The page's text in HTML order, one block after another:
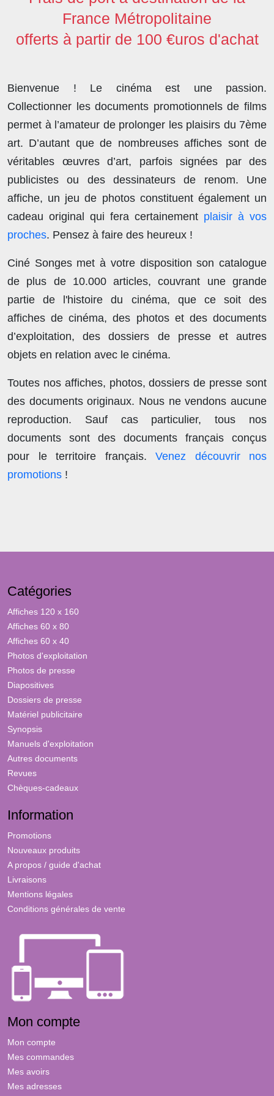
France Métropolitaine
offerts à partir de 100 €uros d'achat
Bienvenue ! Le cinéma est une passion.
Collectionner les documents promotionnels de films
permet à l’amateur de prolonger les plaisirs du 7ème
art. D’autant que de nombreuses affiches sont de
véritables œuvres d’art, parfois signées par des
publicistes ou des dessinateurs de renom. Une
affiche, un jeu de photos constituent également un
cadeau original qui fera certainement plaisir à vos
proches. Pensez à faire des heureux !
Ciné Songes met à votre disposition son catalogue
de plus de 10.000 articles, couvrant une grande
partie de l'histoire du cinéma, que ce soit des
affiches de cinéma, des photos et des documents
d’exploitation, des dossiers de presse et autres
objets en relation avec le cinéma.
Toutes nos affiches, photos, dossiers de presse sont
des documents originaux. Nous ne vendons aucune
reproduction. Sauf cas particulier, tous nos
documents sont des documents français conçus
pour le territoire français. Venez découvrir nos
promotions !
Catégories
Affiches 120 x 160
Affiches 60 x 80
Affiches 60 x 40
Photos d'exploitation
Photos de presse
Diapositives
Dossiers de presse
Matériel publicitaire
Synopsis
Manuels d'exploitation
Autres documents
Revues
Chèques-cadeaux
Information
Promotions
Nouveaux produits
A propos / guide d'achat
Livraisons
Mentions légales
Conditions générales de vente
Mon compte
Mon compte
Mes commandes
Mes avoirs
Mes adresses